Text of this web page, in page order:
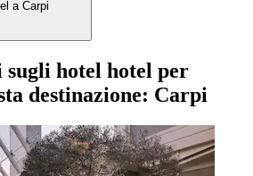
hotel hotel per
destinazione: Carpi